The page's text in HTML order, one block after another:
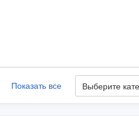
Показать все